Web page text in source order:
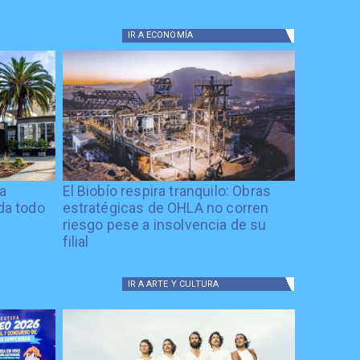
IR A ECONOMÍA
todo
El Biobío respira tranquilo: Obras
estratégicas de OHLA no corren
riesgo pese a insolvencia de su
filial
IR A ARTE Y CULTURA